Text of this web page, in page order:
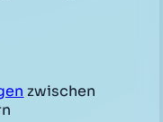
zwischen